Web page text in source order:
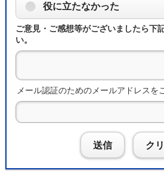
役に立たなかった
ご意見・ご感想等がございましたら下
い。
メール認証のためのメールアドレスを
送信 ク